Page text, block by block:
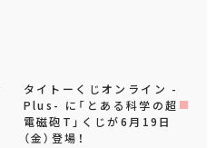
タイトーくじオンライン -
Plus- に「とある科学の超
電磁砲T」くじが6月19日
（金）登場！